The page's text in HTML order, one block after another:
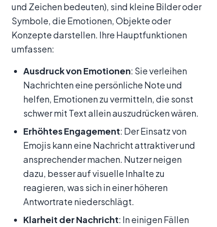
und Zeichen bedeuten), sind kleine Bilder oder
Symbole, die Emotionen, Objekte oder
Konzepte darstellen. Ihre Hauptfunktionen
umfassen:
Ausdruck von Emotionen: Sie verleihen
Nachrichten eine persönliche Note und
helfen, Emotionen zu vermitteln, die sonst
schwer mit Text allein auszudrücken wären.
Erhöhtes Engagement: Der Einsatz von
Emojis kann eine Nachricht attraktiver und
ansprechender machen. Nutzer neigen
dazu, besser auf visuelle Inhalte zu
reagieren, was sich in einer höheren
Antwortrate niederschlägt.
Klarheit der Nachricht: In einigen Fällen